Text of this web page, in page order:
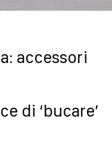
accessori
di ‘bucare’